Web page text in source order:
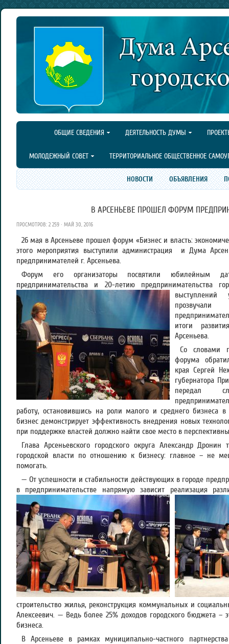
ОБЩИЕ СВЕДЕНИЯ ДЕЯТЕЛЬНОСТЬ ДУМЫ
МОЛОДЕЖНЫЙ СОВЕТ ТЕРРИТОРИАЛЬНОЕ ОБЩЕСТВЕННОЕ
НОВОСТИ ОБЪЯВЛЕНИЯ
В АРСЕНЬЕВЕ ПРОШЕЛ ФОРУМ
ПРОСМОТРОВ: 2 259 · МАЙ 30, 2016
26 мая в Арсеньеве прошел форум «Бизнес и власть:
этого мероприятия выступили администрация и Дума
предпринимателей г. Арсеньева.
Форум его организаторы посвятили юбилейным
предпринимательства и 20-летию предпринимательства
выступлений
итоги
Арсеньева.
Со словами
форума
края Сергей
губернатора
передал
работу, остановившись на роли малого и среднего бизнеса
бизнес демонстрирует эффективность внедрения новых
при поддержке властей должно найти свое место в
Глава Арсеньевского городского округа Александр
городской власти по отношению к бизнесу: главное – не
помогать.
— От успешности и стабильности действующих в городе
в предпринимательстве напрямую зависит реализация
строительство жилья, реконструкция коммунальных и
Алексеевич. — Ведь более 25% доходов городского бюджета –
бизнеса.
В Арсеньеве в рамках муниципально-частного